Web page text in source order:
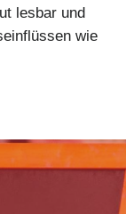
lesbar und
wie